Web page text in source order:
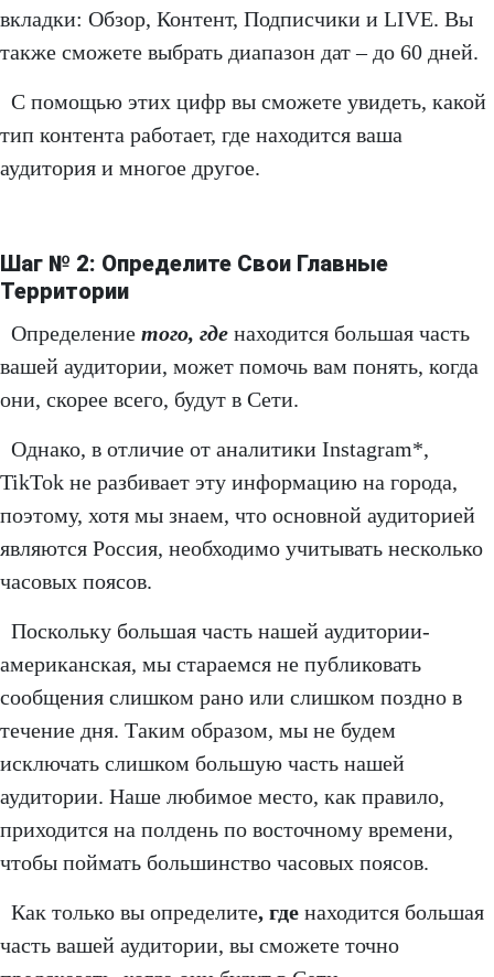
вкладки: Обзор, Контент, Подписчики и LIVE. Вы
также сможете выбрать диапазон дат – до 60 дней.
С помощью этих цифр вы сможете увидеть, какой
тип контента работает, где находится ваша
аудитория и многое другое.
Шаг № 2: Определите Свои Главные
Территории
Определение того, где находится большая часть
вашей аудитории, может помочь вам понять, когда
они, скорее всего, будут в Сети.
Однако, в отличие от аналитики Instagram*,
TikTok не разбивает эту информацию на города,
поэтому, хотя мы знаем, что основной аудиторией
являются Россия, необходимо учитывать несколько
часовых поясов.
Поскольку большая часть нашей аудитории-
американская, мы стараемся не публиковать
сообщения слишком рано или слишком поздно в
течение дня. Таким образом, мы не будем
исключать слишком большую часть нашей
аудитории. Наше любимое место, как правило,
приходится на полдень по восточному времени,
чтобы поймать большинство часовых поясов.
Как только вы определите, где находится большая
часть вашей аудитории, вы сможете точно